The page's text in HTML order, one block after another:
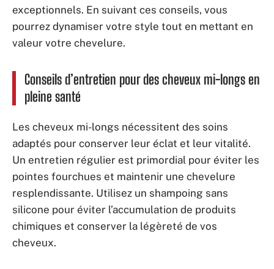
exceptionnels. En suivant ces conseils, vous
pourrez dynamiser votre style tout en mettant en
valeur votre chevelure.
Conseils d’entretien pour des cheveux mi-longs en
pleine santé
Les cheveux mi-longs nécessitent des soins
adaptés pour conserver leur éclat et leur vitalité.
Un entretien régulier est primordial pour éviter les
pointes fourchues et maintenir une chevelure
resplendissante. Utilisez un shampoing sans
silicone pour éviter l’accumulation de produits
chimiques et conserver la légèreté de vos
cheveux.